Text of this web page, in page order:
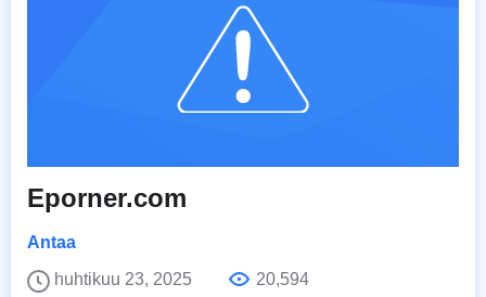
Eporner.com
Antaa
huhtikuu 23, 2025
20,594